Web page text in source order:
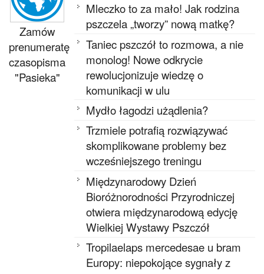
Zamów
prenumeratę
czasopisma
"Pasieka"
Mleczko to za mało! Jak rodzina
pszczela „tworzy” nową matkę?
Taniec pszczół to rozmowa, a nie
monolog! Nowe odkrycie
rewolucjonizuje wiedzę o
komunikacji w ulu
Mydło łagodzi użądlenia?
Trzmiele potrafią rozwiązywać
skomplikowane problemy bez
wcześniejszego treningu
Międzynarodowy Dzień
Bioróżnorodności Przyrodniczej
otwiera międzynarodową edycję
Wielkiej Wystawy Pszczół
Tropilaelaps mercedesae u bram
Europy: niepokojące sygnały z